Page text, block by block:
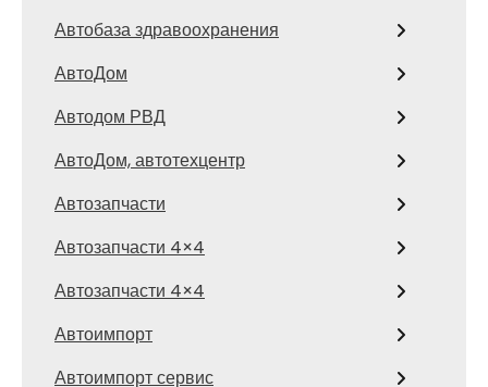
Автобаза здравоохранения
АвтоДом
Автодом РВД
АвтоДом, автотехцентр
Автозапчасти
Автозапчасти 4×4
Автозапчасти 4×4
Автоимпорт
Автоимпорт сервис